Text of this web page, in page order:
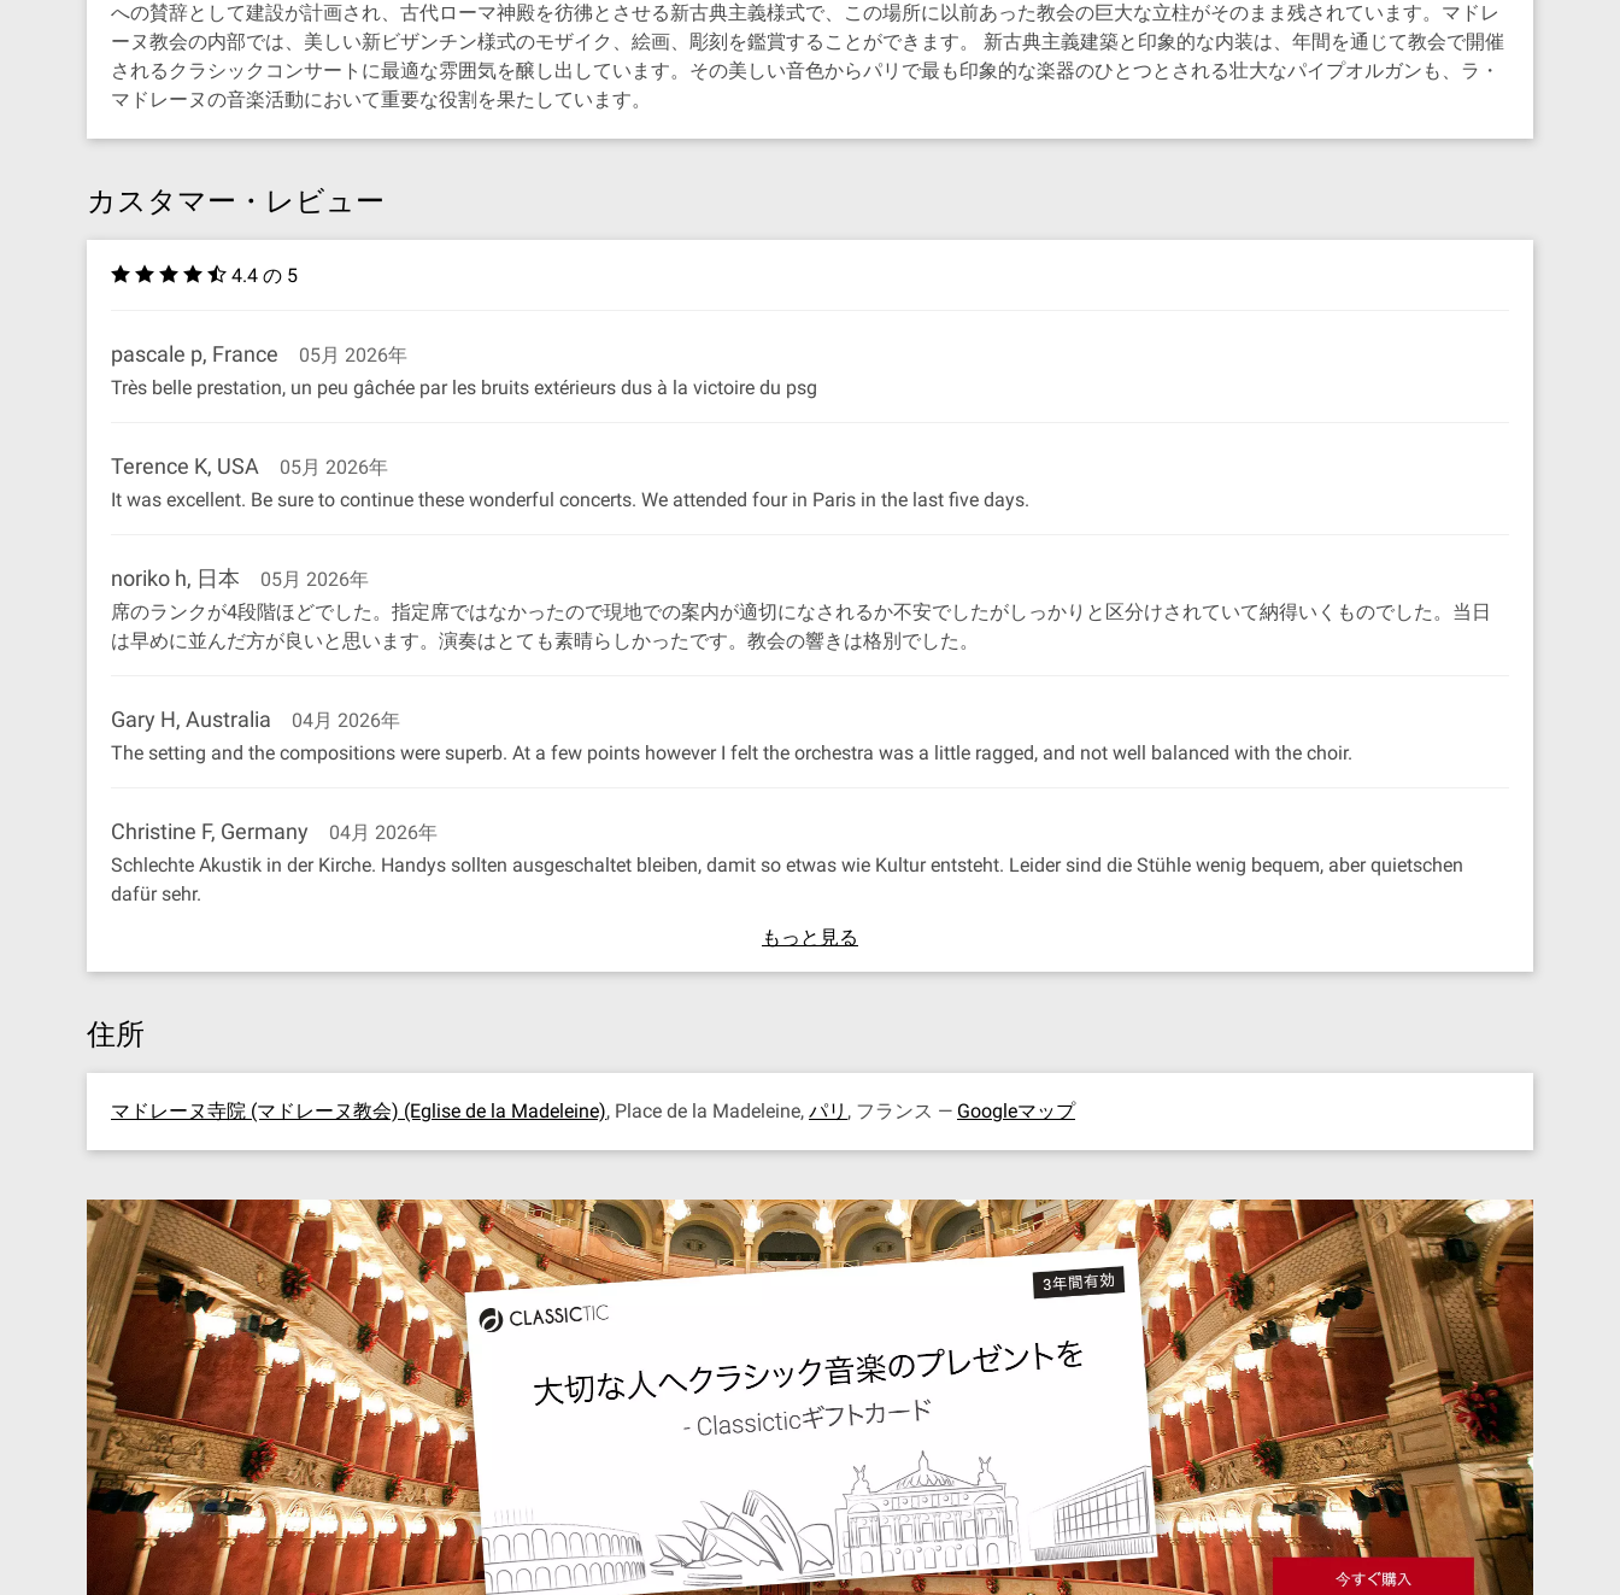
への賛辞として建設が計画され、古代ローマ神殿を彷彿とさせる新古典主義様式で、この場所に以前あった教会の巨大な立柱がそのまま残されています。マドレ
ーヌ教会の内部では、美しい新ビザンチン様式のモザイク、絵画、彫刻を鑑賞することができます。 新古典主義建築と印象的な内装は、年間を通じて教会で開催
されるクラシックコンサートに最適な雰囲気を醸し出しています。その美しい音色からパリで最も印象的な楽器のひとつとされる壮大なパイプオルガンも、ラ・
マドレーヌの音楽活動において重要な役割を果たしています。
カスタマー・レビュー
4.4 の 5
pascale p, France
05月 2026年
Très belle prestation, un peu gâchée par les bruits extérieurs dus à la victoire du psg
Terence K, USA
05月 2026年
It was excellent. Be sure to continue these wonderful concerts. We attended four in Paris in the last five days.
noriko h, 日本
05月 2026年
席のランクが4段階ほどでした。指定席ではなかったので現地での案内が適切になされるか不安でしたがしっかりと区分けされていて納得いくものでした。当日
は早めに並んだ方が良いと思います。演奏はとても素晴らしかったです。教会の響きは格別でした。
Gary H, Australia
04月 2026年
The setting and the compositions were superb. At a few points however I felt the orchestra was a little ragged, and not well balanced with the choir.
Christine F, Germany
04月 2026年
Schlechte Akustik in der Kirche. Handys sollten ausgeschaltet bleiben, damit so etwas wie Kultur entsteht. Leider sind die Stühle wenig bequem, aber quietschen
dafür sehr.
もっと見る
住所
マドレーヌ寺院 (マドレーヌ教会) (Eglise de la Madeleine), Place de la Madeleine, パリ , フランス — Googleマップ